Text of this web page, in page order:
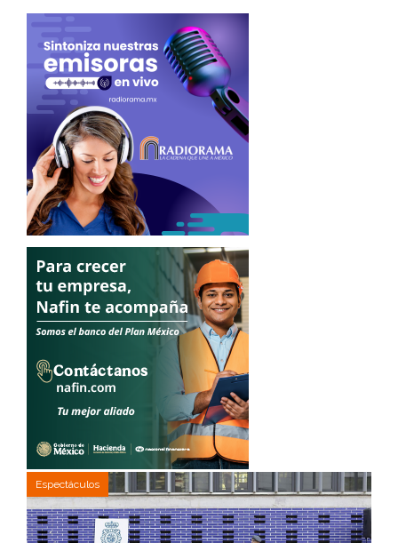
Espectáculos